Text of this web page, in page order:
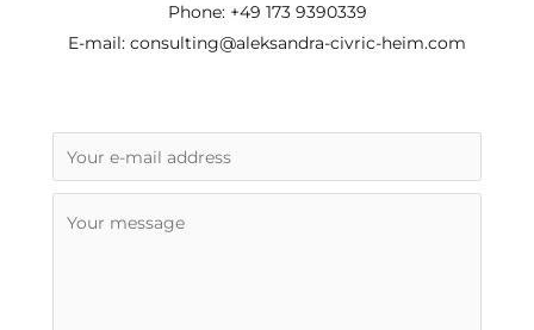
Phone: +49 173 9390339
E-mail: consulting@aleksandra-civric-heim.com